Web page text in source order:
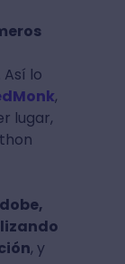
Así lo
,
lugar,
, y